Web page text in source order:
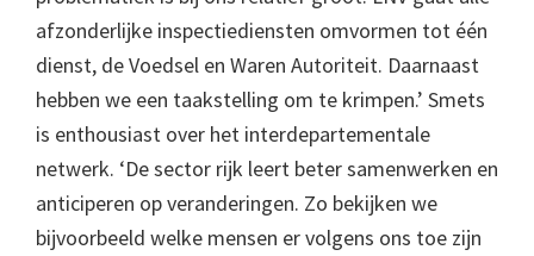
afzonderlijke inspectiediensten omvormen tot één
dienst, de Voedsel en Waren Autoriteit. Daarnaast
hebben we een taakstelling om te krimpen.’ Smets
is enthousiast over het interdepartementale
netwerk. ‘De sector rijk leert beter samenwerken en
anticiperen op veranderingen. Zo bekijken we
bijvoorbeeld welke mensen er volgens ons toe zijn